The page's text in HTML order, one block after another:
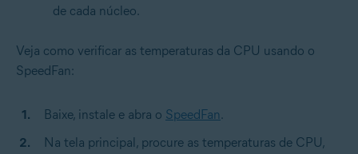
de cada núcleo.
Veja como verificar as temperaturas da CPU usando o
SpeedFan:
Baixe, instale e abra o SpeedFan.
Na tela principal, procure as temperaturas de CPU,